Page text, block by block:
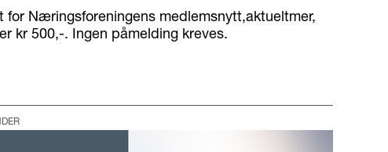
for Næringsforeningens medlemsnytt,aktueltmer,
kr 500,-. Ingen påmelding kreves.